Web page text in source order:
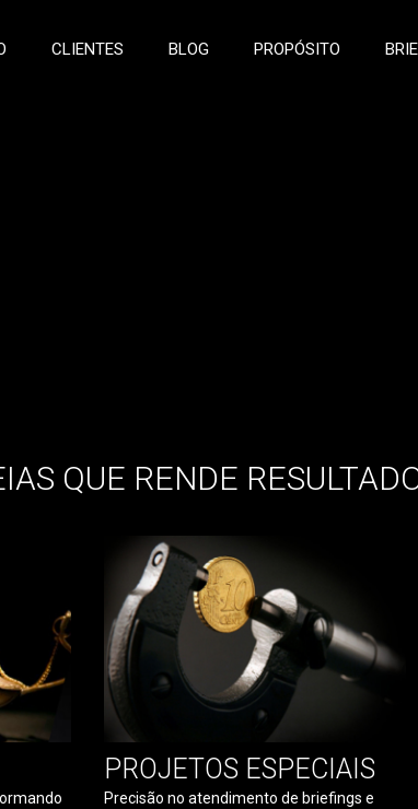
CLIENTES BLOG PROPÓSITO
QUE RENDE
PROJETOS ESPECIAIS
Precisão no atendimento de briefings e